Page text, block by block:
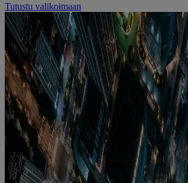
Tutustu valikoimaan